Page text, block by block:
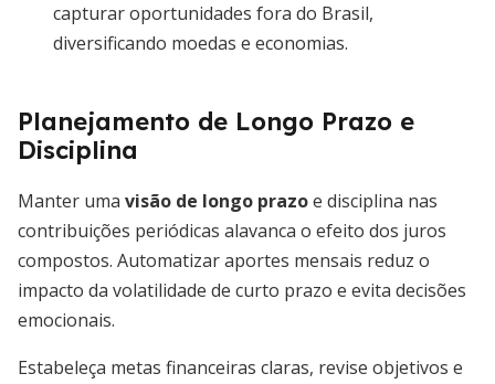
capturar oportunidades fora do Brasil,
diversificando moedas e economias.
Planejamento de Longo Prazo e
Disciplina
Manter uma visão de longo prazoe disciplina nas
contribuições periódicas alavanca o efeito dos juros
compostos. Automatizar aportes mensais reduz o
impacto da volatilidade de curto prazo e evita decisões
emocionais.
Estabeleça metas financeiras claras, revise objetivos e